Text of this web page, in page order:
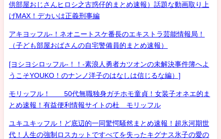
供部屋おじさんヒロシ之古惑仔的まとめ速報）話題な動画取り上
げMAX！デカいは正義刑事編
アキヨッフル-！ネオニートスケ番長のエキストラ芸能情報局！
（子ども部屋おばさんの自宅警備員的まとめ速報）
[ヨシヨシロッフル-！！-素浪人勇者カツオンの未解決事件簿へよ
うこそYOUKO！のナンノ洋子のはなしは信じるな編）]
モリッフル！ 50代無職独身ガチホモ童貞！女装子オネエ的ま
とめ速報！有益便利情報サイトの杜 モリッフル
ユキユキッフル！ど底辺的一同驚愕騒然まとめ速報！超氷河期世
代！人生の強制ロスカットですべてを失ったキグナス氷子の愛の